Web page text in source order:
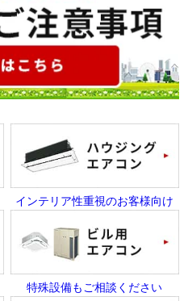
インテリア性重視のお客様向け
特殊設備もご相談ください